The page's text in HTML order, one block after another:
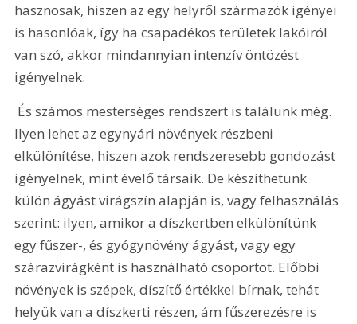
hasznosak, hiszen az egy helyről származók igényei
is hasonlóak, így ha csapadékos területek lakóiról
van szó, akkor mindannyian intenzív öntözést
igényelnek.
Ilyen lehet az egynyári növények részbeni
elkülönítése, hiszen azok rendszeresebb gondozást
igényelnek, mint évelő társaik. De készíthetünk
külön ágyást virágszín alapján is, vagy felhasználás
szerint: ilyen, amikor a díszkertben elkülönítünk
egy fűszer-, és gyógynövény ágyást, vagy egy
szárazvirágként is használható csoportot. Előbbi
növények is szépek, díszítő értékkel bírnak, tehát
helyük van a díszkerti részen, ám fűszerezésre is